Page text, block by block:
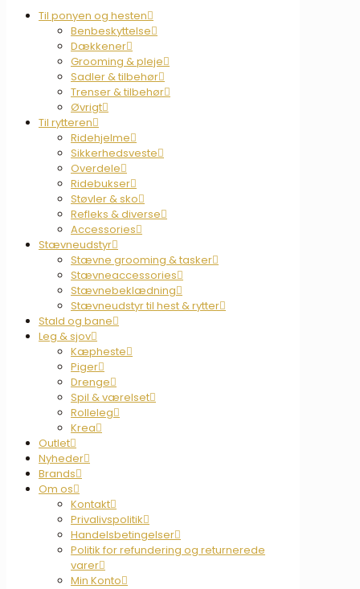
Til ponyen og hesten
Benbeskyttelse
Dækkener
Grooming & pleje
Sadler & tilbehør
Trenser & tilbehør
Øvrigt
Til rytteren
Ridehjelme
Sikkerhedsveste
Overdele
Ridebukser
Støvler & sko
Refleks & diverse
Accessories
Stævneudstyr
Stævne grooming & tasker
Stævneaccessories
Stævnebeklædning
Stævneudstyr til hest & rytter
Stald og bane
Leg & sjov
Kæpheste
Piger
Drenge
Spil & værelset
Rolleleg
Krea
Outlet
Nyheder
Brands
Om os
Kontakt
Privalivspolitik
Handelsbetingelser
Politik for refundering og returnerede
varer
Min Konto